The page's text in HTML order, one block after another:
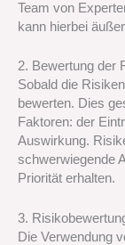
Team von
kann hierbei
2. Bewertung der
Sobald die
bewerten. Dies
Faktoren: der
Auswirkung.
schwerwiegende
Priorität erhalten.
3.
Die Verwendung